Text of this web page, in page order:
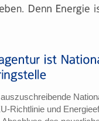
Richtlinie und